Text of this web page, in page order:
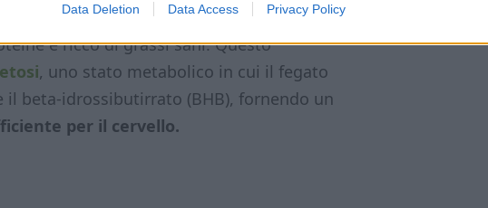
Data Deletion Data Access Privacy Policy
a basso contenuto di carboidrati
e ricco di grassi sani. Questo
, uno stato metabolico in cui il fegato
beta-idrossibutirrato (BHB), fornendo un
per il cervello.